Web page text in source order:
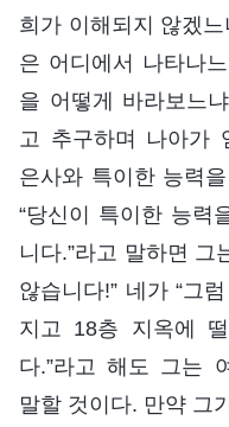
희가 이해되지 않겠
은 어디에서 나타나
을 어떻게 바라보느
고 추구하며 나아가
은사와 특이한 능력
“당신이 특이한 능력
니다.”라고 말하면 그
않습니다!” 네가 “그
지고 18층 지옥에
다.”라고 해도 그는
말할 것이다. 만약 그